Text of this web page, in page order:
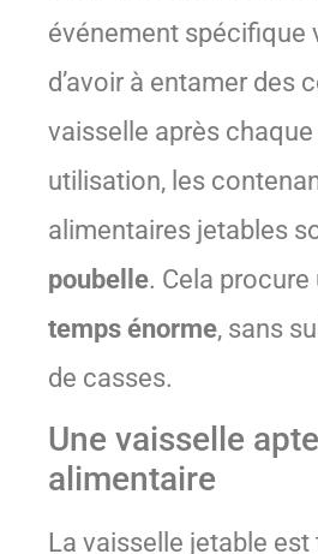
événement spécifique
d’avoir à entamer des
vaisselle après
utilisation, les
alimentaires jetables
poubelle. Cela procure
temps énorme, sans
de casses.
Une vaisselle
alimentaire
La vaisselle jetable